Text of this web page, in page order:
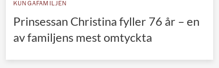
KUNGAFAMILJEN
Prinsessan Christina fyller 76 år – en
av familjens mest omtyckta